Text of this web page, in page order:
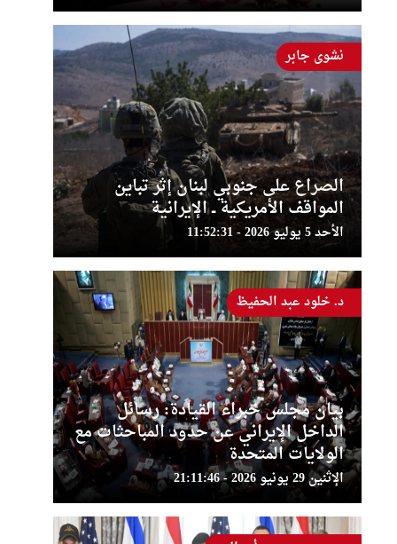
الصراع على جنوبي لبنان إثر تباين
المواقف الأمريكية ــ الإيرانية
الأحد 5 يوليو 2026 - 11:52:31
نشوى جابر
بيان مجلس خبراء القيادة: رسائل
الداخل الإيراني عن حدود المباحثات مع
الولايات المتحدة
الإثنين 29 يونيو 2026 - 21:11:46
د. خلود عبد الحفيظ